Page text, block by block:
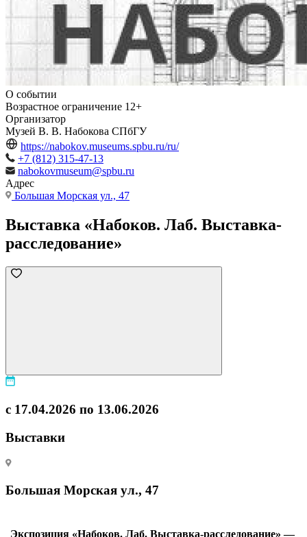
О событии
Возрастное ограничение 12+
Организатор
Музей В. В. Набокова СПбГУ
https://nabokov.museums.spbu.ru/ru/
+7 (812) 315-47-13
nabokovmuseum@spbu.ru
Адрес
Большая Морская ул., 47
Выставка «Набоков. Лаб. Выставка-
расследование»
с 17.04.2026 по 13.06.2026
Выставки
Большая Морская ул., 47
Экспозиция «Набоков. Лаб. Выставка-расследование» —